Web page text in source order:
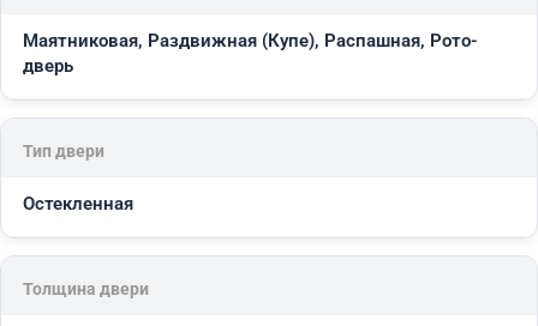
Маятниковая, Раздвижная (Купе), Распашная, Рото-
дверь
Тип двери
Остекленная
Толщина двери